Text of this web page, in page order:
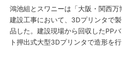
鴻池組とスワニーは「大阪・関西
建設工事において、3Dプリンタで
品した。建設現場から回収したPP
ト押出式大型3Dプリンタで造形を行